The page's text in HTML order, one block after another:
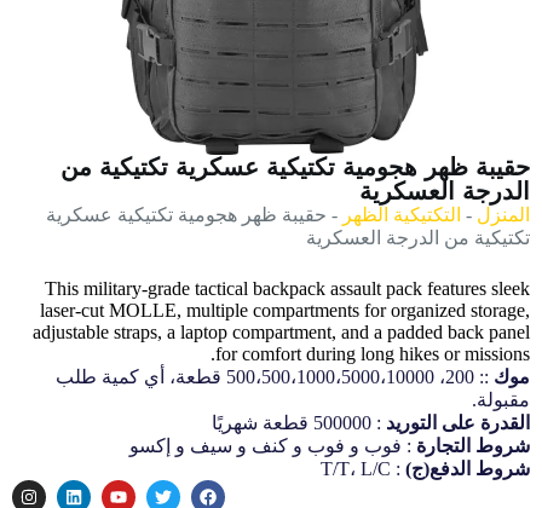
حقيبة ظهر هجومية تكتيكية عسكرية تكتيكية من
الدرجة العسكرية
المنزل - التكتيكية الظهر - حقيبة ظهر هجومية تكتيكية عسكرية
تكتيكية من الدرجة العسكرية
This military-grade tactical backpack assault pack features sleek
laser-cut MOLLE, multiple compartments for organized storage,
adjustable straps, a laptop compartment, and a padded back panel
for comfort during long hikes or missions.
موك
:: 200، 500،500،1000،5000،10000 قطعة، أي كمية طلب
مقبولة.
القدرة على التوريد : 500000 قطعة شهريًا
شروط التجارة : فوب و فوب و كنف و سيف و إكسو
شروط الدفع(ج) : T/T، L/C